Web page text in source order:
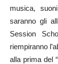
musica,
saranno gli
Session
riempiranno
alla prima del